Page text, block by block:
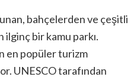
bahçelerden ve çeşitli
bir kamu parkı.
en popüler turizm
UNESCO tarafından